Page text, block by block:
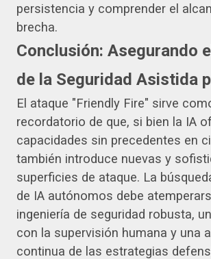
persistencia y comprender el
brecha.
Conclusión: Asegurando
de la Seguridad Asistida
El ataque "Friendly Fire" sirve
recordatorio de que, si bien la IA
capacidades sin precedentes en
también introduce nuevas y
superficies de ataque. La
de IA autónomos debe
ingeniería de seguridad robusta,
con la supervisión humana y una
continua de las estrategias